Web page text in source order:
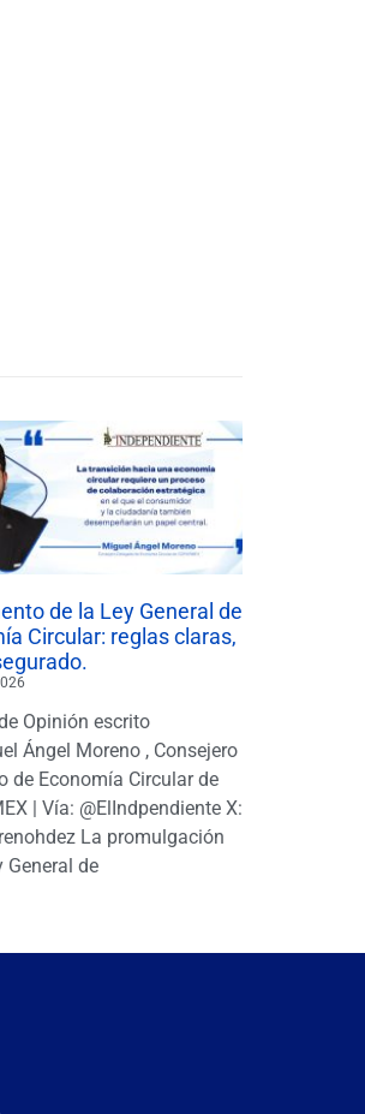
de la Ley General de
Circular: reglas claras,
Opinión escrito
Ángel Moreno , Consejero
de Economía Circular de
| Vía: @ElIndpendiente X:
La promulgación
General de